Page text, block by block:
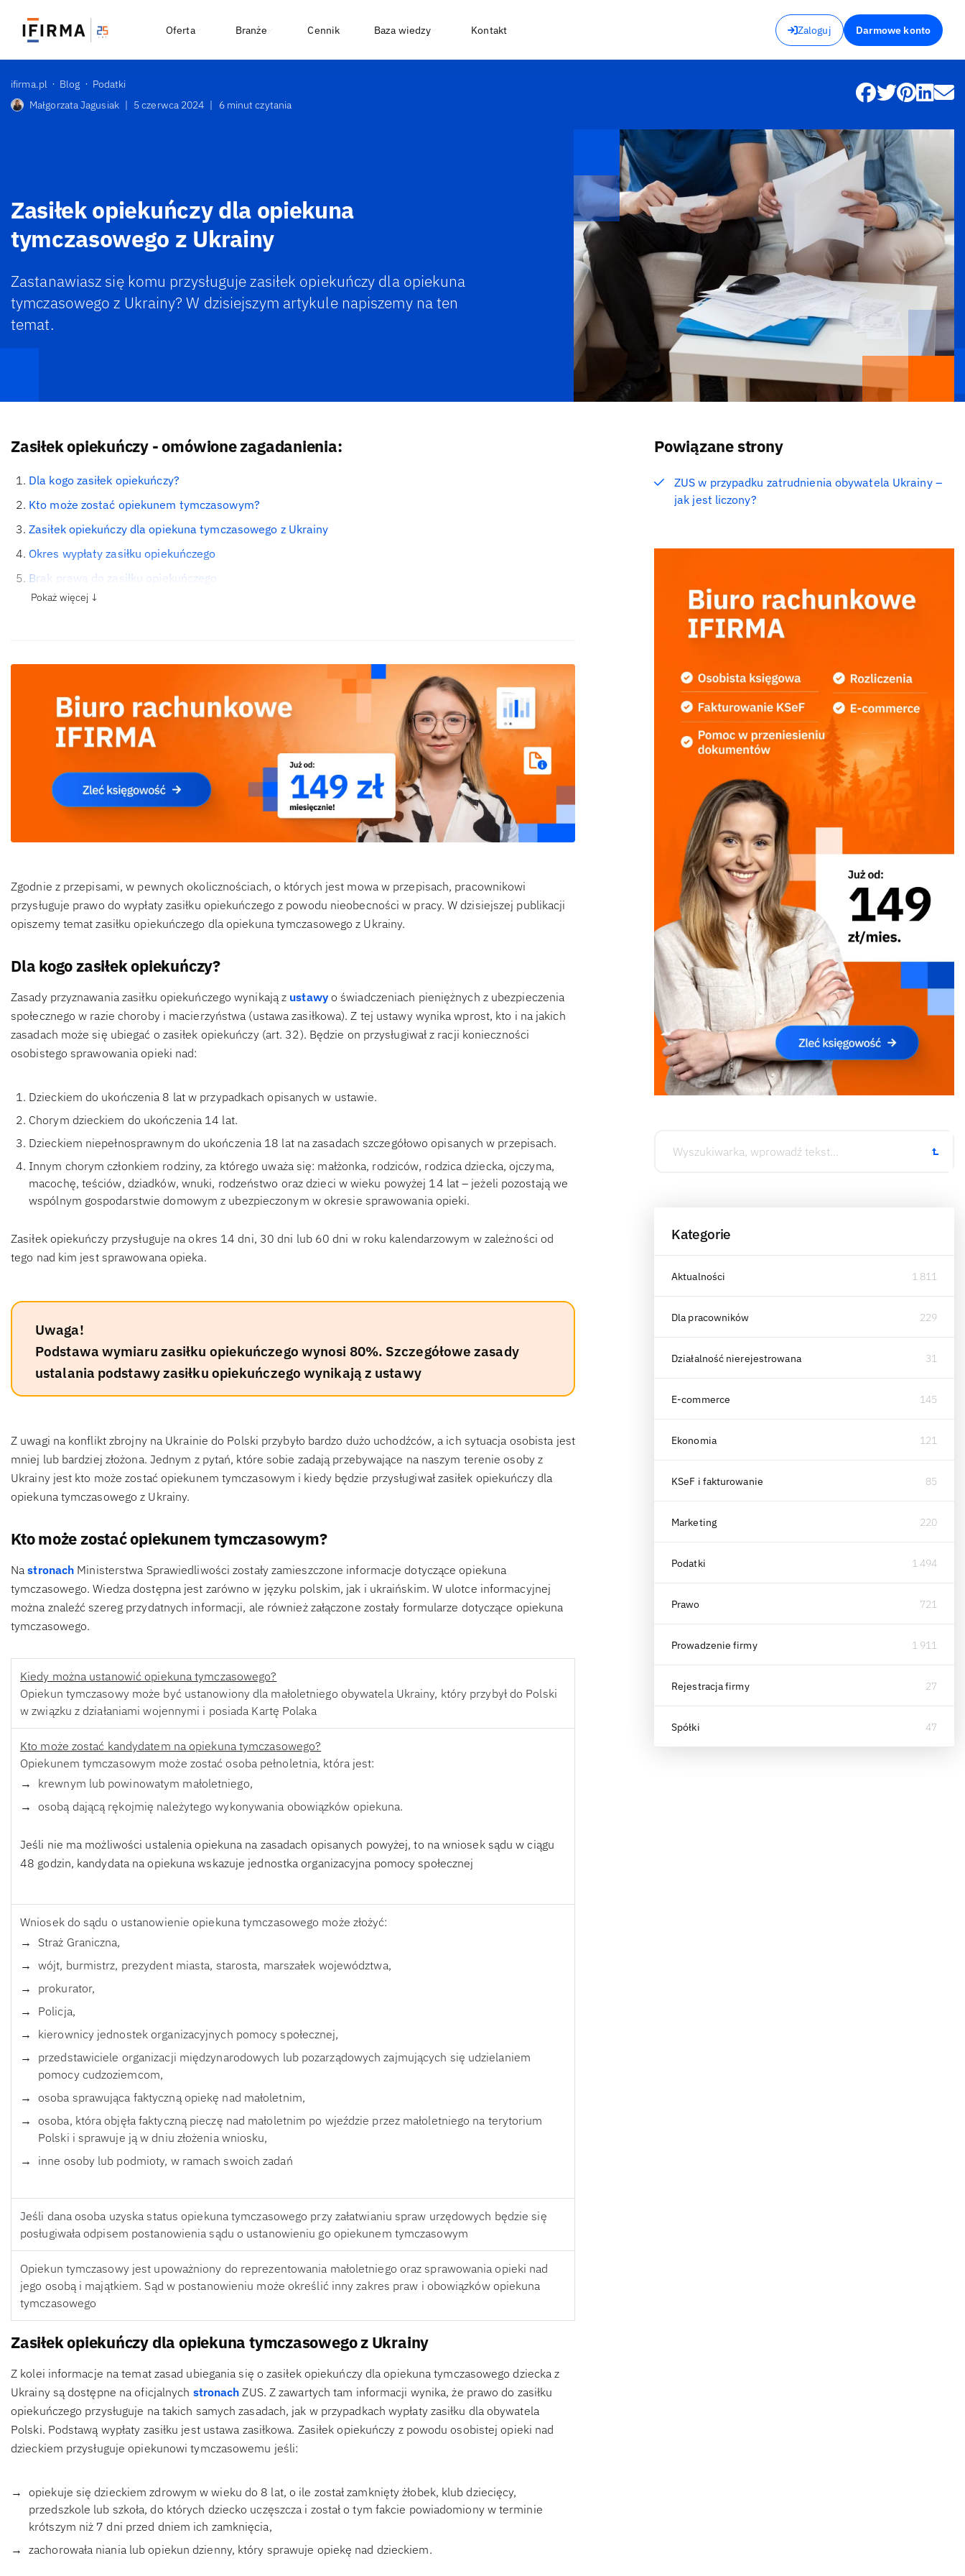
Zaloguj Darmowe konto
Oferta Branże Cennik Baza wiedzy Kontakt
ifirma.pl Blog
Podatki
Małgorzata Jagusiak | 5 czerwca 2024 | 6 minut czytania
Zasiłek opiekuńczy dla opiekuna
tymczasowego z Ukrainy
Zastanawiasz się komu przysługuje zasiłek opiekuńczy dla opiekuna
tymczasowego z Ukrainy? W dzisiejszym artykule napiszemy na ten
temat.
Zasiłek opiekuńczy - omówione zagadanienia:
Dla kogo zasiłek opiekuńczy?
Kto może zostać opiekunem tymczasowym?
Zasiłek opiekuńczy dla opiekuna tymczasowego z Ukrainy
Okres wypłaty zasiłku opiekuńczego
Brak prawa do zasiłku opiekuńczego
Pokaż więcej ↓
Zgodnie z przepisami, w pewnych okolicznościach, o których jest mowa w przepisach, pracownikowi
przysługuje prawo do wypłaty zasiłku opiekuńczego z powodu nieobecności w pracy. W dzisiejszej publikacji
opiszemy temat zasiłku opiekuńczego dla opiekuna tymczasowego z Ukrainy.
Dla kogo zasiłek opiekuńczy?
Zasady przyznawania zasiłku opiekuńczego wynikają z ustawy o świadczeniach pieniężnych z ubezpieczenia
społecznego w razie choroby i macierzyństwa (ustawa zasiłkowa). Z tej ustawy wynika wprost, kto i na jakich
zasadach może się ubiegać o zasiłek opiekuńczy (art. 32). Będzie on przysługiwał z racji konieczności
osobistego sprawowania opieki nad:
Dzieckiem do ukończenia 8 lat w przypadkach opisanych w ustawie.
Chorym dzieckiem do ukończenia 14 lat.
Dzieckiem niepełnosprawnym do ukończenia 18 lat na zasadach szczegółowo opisanych w przepisach.
Innym chorym członkiem rodziny, za którego uważa się: małżonka, rodziców, rodzica dziecka, ojczyma,
macochę, teściów, dziadków, wnuki, rodzeństwo oraz dzieci w wieku powyżej 14 lat – jeżeli pozostają we
wspólnym gospodarstwie domowym z ubezpieczonym w okresie sprawowania opieki.
Zasiłek opiekuńczy przysługuje na okres 14 dni, 30 dni lub 60 dni w roku kalendarzowym w zależności od
tego nad kim jest sprawowana opieka.
Uwaga!
Podstawa wymiaru zasiłku opiekuńczego wynosi 80%. Szczegółowe zasady
ustalania podstawy zasiłku opiekuńczego wynikają z ustawy
Z uwagi na konflikt zbrojny na Ukrainie do Polski przybyło bardzo dużo uchodźców, a ich sytuacja osobista jest
mniej lub bardziej złożona. Jednym z pytań, które sobie zadają przebywające na naszym terenie osoby z
Ukrainy jest kto może zostać opiekunem tymczasowym i kiedy będzie przysługiwał zasiłek opiekuńczy dla
opiekuna tymczasowego z Ukrainy.
Kto może zostać opiekunem tymczasowym?
Nastronach Ministerstwa Sprawiedliwości zostały zamieszczone informacje dotyczące opiekuna
tymczasowego. Wiedza dostępna jest zarówno w języku polskim, jak i ukraińskim. W ulotce informacyjnej
można znaleźć szereg przydatnych informacji, ale również załączone zostały formularze dotyczące opiekuna
tymczasowego.
Kiedy można ustanowić opiekuna tymczasowego?
Opiekun tymczasowy może być ustanowiony dla małoletniego obywatela Ukrainy, który przybył do Polski
w związku z działaniami wojennymi i posiada Kartę Polaka
Kto może zostać kandydatem na opiekuna tymczasowego?
Opiekunem tymczasowym może zostać osoba pełnoletnia, która jest:
krewnym lub powinowatym małoletniego,
osobą dającą rękojmię należytego wykonywania obowiązków opiekuna.
Jeśli nie ma możliwości ustalenia opiekuna na zasadach opisanych powyżej, to na wniosek sądu w ciągu
48 godzin, kandydata na opiekuna wskazuje jednostka organizacyjna pomocy społecznej
Wniosek do sądu o ustanowienie opiekuna tymczasowego może złożyć:
Straż Graniczna,
wójt, burmistrz, prezydent miasta, starosta, marszałek województwa,
prokurator,
Policja,
kierownicy jednostek organizacyjnych pomocy społecznej,
przedstawiciele organizacji międzynarodowych lub pozarządowych zajmujących się udzielaniem
pomocy cudzoziemcom,
osoba sprawująca faktyczną opiekę nad małoletnim,
osoba, która objęła faktyczną pieczę nad małoletnim po wjeździe przez małoletniego na terytorium
Polski i sprawuje ją w dniu złożenia wniosku,
inne osoby lub podmioty, w ramach swoich zadań
Jeśli dana osoba uzyska status opiekuna tymczasowego przy załatwianiu spraw urzędowych będzie się
posługiwała odpisem postanowienia sądu o ustanowieniu go opiekunem tymczasowym
Opiekun tymczasowy jest upoważniony do reprezentowania małoletniego oraz sprawowania opieki nad
jego osobą i majątkiem. Sąd w postanowieniu może określić inny zakres praw i obowiązków opiekuna
tymczasowego
Zasiłek opiekuńczy dla opiekuna tymczasowego z Ukrainy
Z kolei informacje na temat zasad ubiegania się o zasiłek opiekuńczy dla opiekuna tymczasowego dziecka z
Ukrainy są dostępne na oficjalnych stronachZUS. Z zawartych tam informacji wynika, że prawo do zasiłku
opiekuńczego przysługuje na takich samych zasadach, jak w przypadkach wypłaty zasiłku dla obywatela
Polski. Podstawą wypłaty zasiłku jest ustawa zasiłkowa. Zasiłek opiekuńczy z powodu osobistej opieki nad
dzieckiem przysługuje opiekunowi tymczasowemu jeśli:
opiekuje się dzieckiem zdrowym w wieku do 8 lat, o ile został zamknięty żłobek, klub dziecięcy,
przedszkole lub szkoła, do których dziecko uczęszcza i został o tym fakcie powiadomiony w terminie
krótszym niż 7 dni przed dniem ich zamknięcia,
zachorowała niania lub opiekun dzienny, który sprawuje opiekę nad dzieckiem.
Powiązane strony
ZUS w przypadku zatrudnienia obywatela Ukrainy –
jak jest liczony?
Kategorie
Aktualności 1 811
Dla pracowników 229
Działalność nierejestrowana 31
E-commerce 145
Ekonomia 121
KSeF i fakturowanie 85
Marketing 220
Podatki 1 494
Prawo 721
Prowadzenie firmy 1 911
Rejestracja firmy 27
Spółki 47